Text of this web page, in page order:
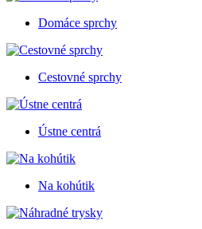
Domáce sprchy
Cestovné sprchy
Ústne centrá
Na kohútik